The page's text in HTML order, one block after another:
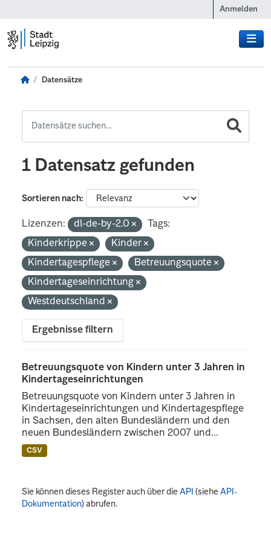
Anmelden
Datensätze
1 Datensatz gefunden
Sortieren nach
Lizenzen: dl-de-by-2.0
Tags:
Kinderkrippe
Kinder
Kindertagespflege
Betreuungsquote
Kindertageseinrichtung
Westdeutschland
Ergebnisse filtern
Betreuungsquote von Kindern unter 3 Jahren in
Kindertageseinrichtungen
Betreuungsquote von Kindern unter 3 Jahren in
Kindertageseinrichtungen und Kindertagespflege
in Sachsen, den alten Bundesländern und den
neuen Bundesländern zwischen 2007 und...
CSV
Sie können dieses Register auch über dieAPI (sieheAPI-
Dokumentation) abrufen.